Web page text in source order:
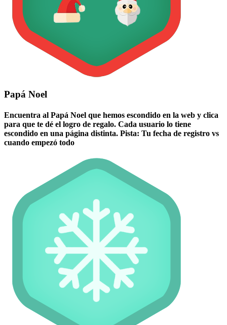
Papá Noel
Encuentra al Papá Noel que hemos escondido en la web y clica
para que te dé el logro de regalo. Cada usuario lo tiene
escondido en una página distinta. Pista: Tu fecha de registro vs
cuando empezó todo